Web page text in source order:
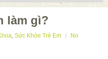
làm gì?
, Sức Khỏe Trẻ Em
No